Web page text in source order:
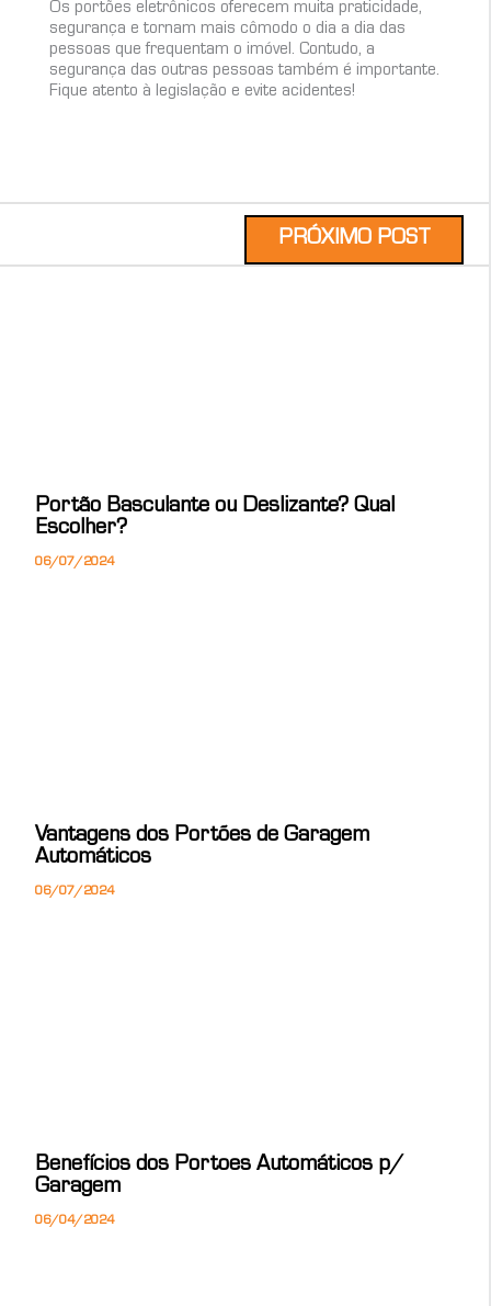
Os portões eletrônicos oferecem muita praticidade,
segurança e tornam mais cômodo o dia a dia das
pessoas que frequentam o imóvel. Contudo, a
segurança das outras pessoas também é importante.
Fique atento à legislação e evite acidentes!
PRÓXIMO POST
Portão Basculante ou Deslizante? Qual
Escolher?
06/07/2024
Vantagens dos Portões de Garagem
Automáticos
06/07/2024
Benefícios dos Portoes Automáticos p/
Garagem
06/04/2024